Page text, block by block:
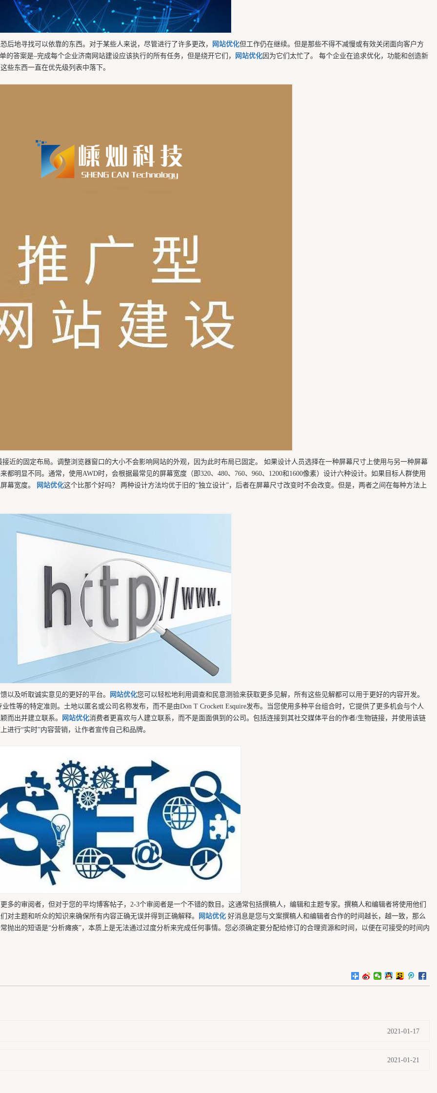
地寻找可以依靠的东西。对于某些人来说，尽管进行了许多更改， 网站优化但工作仍在继续。但是那些不得不减慢或有效关闭面向客户方
答案是–完成每个企业济南网站建设应该执行的所有任务，但是绕开它们，
网站优化 因为它们太忙了。 每个企业在追求优化，功能和创造新
些东西一直在优先级列表中落下。
近的固定布局。调整浏览器窗口的大小不会影响网站的外观，因为此时布局已固定。 如果设计人员选择在一种屏幕尺寸上使用与另一种屏幕
都明显不同。通常，使用AWD时，会根据最常见的屏幕宽度（即320、480、760、960、1200和1600像素）设计六种设计。如果目标人群使用
幕宽度。
网站优化这个比那个好吗？ 两种设计方法均优于旧的“独立设计”，后者在屏幕尺寸改变时不会改变。但是，两者之间在每种方法上
以及听取诚实意见的更好的平台。 网站优化您可以轻松地利用调查和民意测验来获取更多见解，所有这些见解都可以用于更好的内容开发。
性等的特定准则。土地以匿名或公司名称发布，而不是由Don T Crockett Esquire发布。当您使用多种平台组合时，它提供了更多机会与个人
而出并建立联系。
网站优化消费者更喜欢与人建立联系，而不是面面俱到的公司。包括连接到其社交媒体平台的作者/生物链接，并使用该链
行“实时”内容营销，让作者宣传自己和品牌。
多的审阅者，但对于您的平均博客帖子，2-3个审阅者是一个不错的数目。这通常包括撰稿人，编辑和主题专家。撰稿人和编辑者将使用他们
对主题和听众的知识来确保所有内容正确无误并得到正确解释。
网站优化 好消息是您与文案撰稿人和编辑者合作的时间越长，越一致，那么
抛出的短语是“分析瘫痪”，本质上是无法通过过度分析来完成任何事情。您必须确定要分配给修订的合理资源和时间，以便在可接受的时间内
2021-01-17
2021-01-21